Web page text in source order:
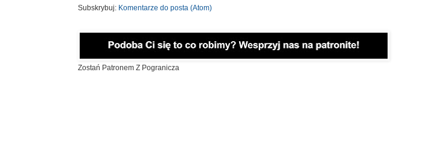
Subskrybuj: Komentarze do posta (Atom)
Zostań Patronem Z Pogranicza